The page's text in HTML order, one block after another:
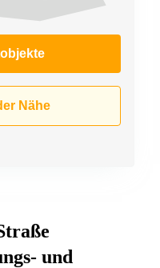
Nähe
und